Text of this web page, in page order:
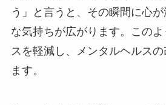
う」と言うと、その瞬間に心
な気持ちが広がります。この
スを軽減し、メンタルヘルス
ます。